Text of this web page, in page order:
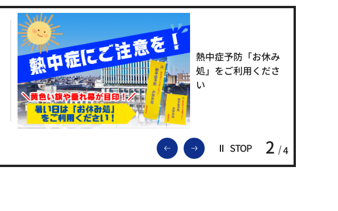
前のスライドを表示
次のスライドを表示
STOP 2 4
熱中症予防「お休み
処」をご利用くださ
い